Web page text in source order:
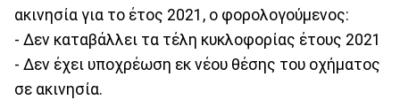
ακινησία για το έτος 2021, ο φορολογούμενος:
- Δεν καταβάλλει τα τέλη κυκλοφορίας έτους 2021
- Δεν έχει υποχρέωση εκ νέου θέσης του οχήματος
σε ακινησία.